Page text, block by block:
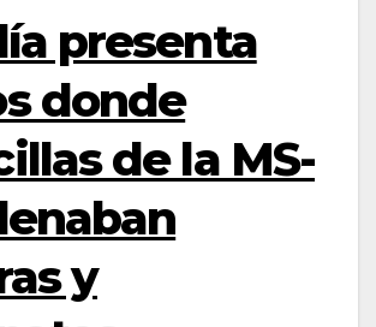
presenta
donde
de la MS-
y